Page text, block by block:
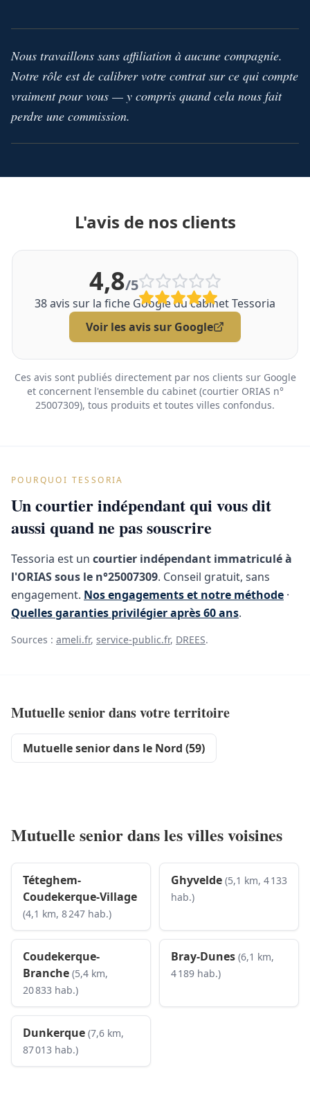
Nous travaillons sans affiliation à aucune compagnie.
Notre rôle est de calibrer votre contrat sur ce qui compte
vraiment pour vous — y compris quand cela nous fait
perdre une commission.
L'avis de nos clients
4,8/5
38avis sur la fiche Google du cabinet Tessoria
Voir les avis sur Google
Ces avis sont publiés directement par nos clients sur Google
et concernent l'ensemble du cabinet (courtier ORIAS n°
25007309), tous produits et toutes villes confondus.
POURQUOI TESSORIA
Un courtier indépendant qui vous dit
aussi quand ne pas souscrire
Tessoria est un courtier indépendant immatriculé à
l'ORIAS sous le n°25007309. Conseil gratuit, sans
engagement. Nos engagements et notre méthode ·
Quelles garanties privilégier après 60 ans.
Sources : ameli.fr, service-public.fr, DREES.
Mutuelle senior dans votre territoire
Mutuelle senior dans le Nord (59)
Mutuelle senior dans les villes voisines
Téteghem-
Coudekerque-Village
(4,1 km, 8 247 hab.)
Ghyvelde (5,1 km, 4 133
hab.)
Coudekerque-
Branche (5,4 km,
20 833 hab.)
Bray-Dunes (6,1 km,
4 189 hab.)
Dunkerque (7,6 km,
87 013 hab.)